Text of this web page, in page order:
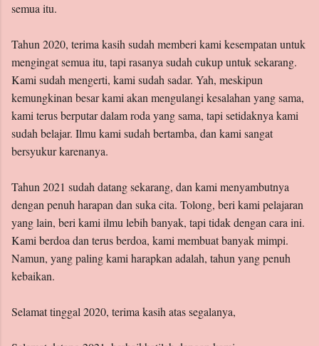
semua itu.
Tahun 2020, terima kasih sudah memberi kami kesempatan untuk
mengingat semua itu, tapi rasanya sudah cukup untuk sekarang.
Kami sudah mengerti, kami sudah sadar. Yah, meskipun
kemungkinan besar kami akan mengulangi kesalahan yang sama,
kami terus berputar dalam roda yang sama, tapi setidaknya kami
sudah belajar. Ilmu kami sudah bertamba, dan kami sangat
bersyukur karenanya.
Tahun 2021 sudah datang sekarang, dan kami menyambutnya
dengan penuh harapan dan suka cita. Tolong, beri kami pelajaran
yang lain, beri kami ilmu lebih banyak, tapi tidak dengan cara ini.
Kami berdoa dan terus berdoa, kami membuat banyak mimpi.
Namun, yang paling kami harapkan adalah, tahun yang penuh
kebaikan.
Selamat tinggal 2020, terima kasih atas segalanya,